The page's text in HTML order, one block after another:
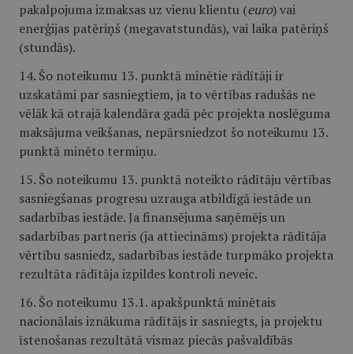
pakalpojuma izmaksas uz vienu klientu (euro) vai
enerģijas patēriņš (megavatstundās), vai laika patēriņš
(stundās).
14. Šo noteikumu 13. punktā minētie rādītāji ir
uzskatāmi par sasniegtiem, ja to vērtības radušās ne
vēlāk kā otrajā kalendāra gadā pēc projekta noslēguma
maksājuma veikšanas, nepārsniedzot šo noteikumu 13.
punktā minēto termiņu.
15. Šo noteikumu 13. punktā noteikto rādītāju vērtības
sasniegšanas progresu uzrauga atbildīgā iestāde un
sadarbības iestāde. Ja finansējuma saņēmējs un
sadarbības partneris (ja attiecināms) projekta rādītāja
vērtību sasniedz, sadarbības iestāde turpmāko projekta
rezultāta rādītāja izpildes kontroli neveic.
16. Šo noteikumu 13.1. apakšpunktā minētais
nacionālais iznākuma rādītājs ir sasniegts, ja projektu
īstenošanas rezultātā vismaz piecās pašvaldībās